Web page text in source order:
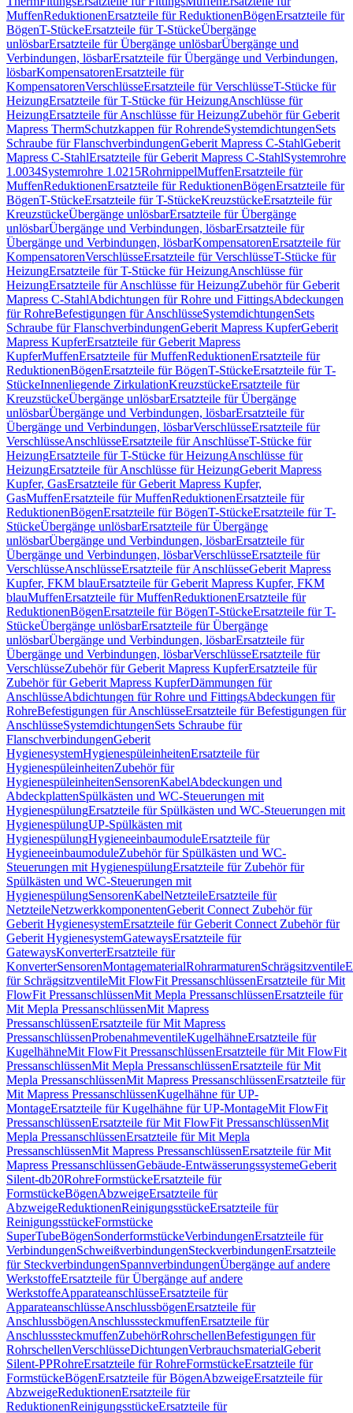
MuffenReduktionenErsatzteile für ReduktionenBögenErsatzteile für
BögenT-StückeErsatzteile für T-StückeÜbergänge
unlösbarErsatzteile für Übergänge unlösbarÜbergänge und
Verbindungen, lösbarErsatzteile für Übergänge und Verbindungen,
lösbarKompensatorenErsatzteile für
KompensatorenVerschlüsseErsatzteile für VerschlüsseT-Stücke für
HeizungErsatzteile für T-Stücke für HeizungAnschlüsse für
HeizungErsatzteile für Anschlüsse für HeizungZubehör für Geberit
Mapress ThermSchutzkappen für RohrendeSystemdichtungenSets
Schraube für FlanschverbindungenGeberit Mapress C-StahlGeberit
Mapress C-StahlErsatzteile für Geberit Mapress C-StahlSystemrohre
1.0034Systemrohre 1.0215RohrnippelMuffenErsatzteile für
MuffenReduktionenErsatzteile für ReduktionenBögenErsatzteile für
BögenT-StückeErsatzteile für T-StückeKreuzstückeErsatzteile für
KreuzstückeÜbergänge unlösbarErsatzteile für Übergänge
unlösbarÜbergänge und Verbindungen, lösbarErsatzteile für
Übergänge und Verbindungen, lösbarKompensatorenErsatzteile für
KompensatorenVerschlüsseErsatzteile für VerschlüsseT-Stücke für
HeizungErsatzteile für T-Stücke für HeizungAnschlüsse für
HeizungErsatzteile für Anschlüsse für HeizungZubehör für Geberit
Mapress C-StahlAbdichtungen für Rohre und FittingsAbdeckungen
für RohreBefestigungen für AnschlüsseSystemdichtungenSets
Schraube für FlanschverbindungenGeberit Mapress KupferGeberit
Mapress KupferErsatzteile für Geberit Mapress
KupferMuffenErsatzteile für MuffenReduktionenErsatzteile für
ReduktionenBögenErsatzteile für BögenT-StückeErsatzteile für T-
StückeInnenliegende ZirkulationKreuzstückeErsatzteile für
KreuzstückeÜbergänge unlösbarErsatzteile für Übergänge
unlösbarÜbergänge und Verbindungen, lösbarErsatzteile für
Übergänge und Verbindungen, lösbarVerschlüsseErsatzteile für
VerschlüsseAnschlüsseErsatzteile für AnschlüsseT-Stücke für
HeizungErsatzteile für T-Stücke für HeizungAnschlüsse für
HeizungErsatzteile für Anschlüsse für HeizungGeberit Mapress
Kupfer, GasErsatzteile für Geberit Mapress Kupfer,
GasMuffenErsatzteile für MuffenReduktionenErsatzteile für
ReduktionenBögenErsatzteile für BögenT-StückeErsatzteile für T-
StückeÜbergänge unlösbarErsatzteile für Übergänge
unlösbarÜbergänge und Verbindungen, lösbarErsatzteile für
Übergänge und Verbindungen, lösbarVerschlüsseErsatzteile für
VerschlüsseAnschlüsseErsatzteile für AnschlüsseGeberit Mapress
Kupfer, FKM blauErsatzteile für Geberit Mapress Kupfer, FKM
blauMuffenErsatzteile für MuffenReduktionenErsatzteile für
ReduktionenBögenErsatzteile für BögenT-StückeErsatzteile für T-
StückeÜbergänge unlösbarErsatzteile für Übergänge
unlösbarÜbergänge und Verbindungen, lösbarErsatzteile für
Übergänge und Verbindungen, lösbarVerschlüsseErsatzteile für
VerschlüsseZubehör für Geberit Mapress KupferErsatzteile für
Zubehör für Geberit Mapress KupferDämmungen für
AnschlüsseAbdichtungen für Rohre und FittingsAbdeckungen für
RohreBefestigungen für AnschlüsseErsatzteile für Befestigungen für
AnschlüsseSystemdichtungenSets Schraube für
FlanschverbindungenGeberit
HygienesystemHygienespüleinheitenErsatzteile für
HygienespüleinheitenZubehör für
HygienespüleinheitenSensorenKabelAbdeckungen und
AbdeckplattenSpülkästen und WC-Steuerungen mit
HygienespülungErsatzteile für Spülkästen und WC-Steuerungen mit
HygienespülungUP-Spülkästen mit
HygienespülungHygieneeinbaumoduleErsatzteile für
HygieneeinbaumoduleZubehör für Spülkästen und WC-
Steuerungen mit HygienespülungErsatzteile für Zubehör für
Spülkästen und WC-Steuerungen mit
HygienespülungSensorenKabelNetzteileErsatzteile für
NetzteileNetzwerkkomponentenGeberit Connect Zubehör für
Geberit HygienesystemErsatzteile für Geberit Connect Zubehör für
Geberit HygienesystemGatewaysErsatzteile für
GatewaysKonverterErsatzteile für
KonverterSensorenMontagematerialRohrarmaturenSchrägsitzventile
für SchrägsitzventileMit FlowFit PressanschlüssenErsatzteile für Mit
FlowFit PressanschlüssenMit Mepla PressanschlüssenErsatzteile für
Mit Mepla PressanschlüssenMit Mapress
PressanschlüssenErsatzteile für Mit Mapress
PressanschlüssenProbenahmeventileKugelhähneErsatzteile für
KugelhähneMit FlowFit PressanschlüssenErsatzteile für Mit FlowFit
PressanschlüssenMit Mepla PressanschlüssenErsatzteile für Mit
Mepla PressanschlüssenMit Mapress PressanschlüssenErsatzteile für
Mit Mapress PressanschlüssenKugelhähne für UP-
MontageErsatzteile für Kugelhähne für UP-MontageMit FlowFit
PressanschlüssenErsatzteile für Mit FlowFit PressanschlüssenMit
Mepla PressanschlüssenErsatzteile für Mit Mepla
PressanschlüssenMit Mapress PressanschlüssenErsatzteile für Mit
Mapress PressanschlüssenGebäude-EntwässerungssystemeGeberit
Silent-db20RohreFormstückeErsatzteile für
FormstückeBögenAbzweigeErsatzteile für
AbzweigeReduktionenReinigungsstückeErsatzteile für
ReinigungsstückeFormstücke
SuperTubeBögenSonderformstückeVerbindungenErsatzteile für
VerbindungenSchweißverbindungenSteckverbindungenErsatzteile
für SteckverbindungenSpannverbindungenÜbergänge auf andere
WerkstoffeErsatzteile für Übergänge auf andere
WerkstoffeApparateanschlüsseErsatzteile für
ApparateanschlüsseAnschlussbögenErsatzteile für
AnschlussbögenAnschlusssteckmuffenErsatzteile für
AnschlusssteckmuffenZubehörRohrschellenBefestigungen für
RohrschellenVerschlüsseDichtungenVerbrauchsmaterialGeberit
Silent-PPRohreErsatzteile für RohreFormstückeErsatzteile für
FormstückeBögenErsatzteile für BögenAbzweigeErsatzteile für
AbzweigeReduktionenErsatzteile für
ReduktionenReinigungsstückeErsatzteile für